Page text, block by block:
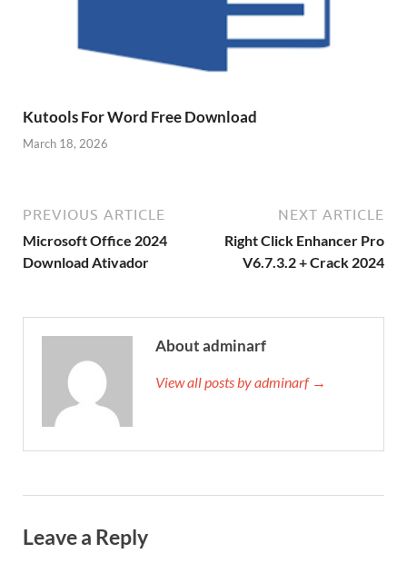
Kutools For Word Free Download
March 18, 2026
PREVIOUS ARTICLE
Microsoft Office 2024
Download Ativador
NEXT ARTICLE
Right Click Enhancer Pro
V6.7.3.2 + Crack 2024
About adminarf
View all posts by adminarf →
Leave a Reply